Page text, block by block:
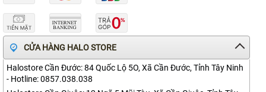
MACBOOK
MÁY DÙNG RỒI
SAMSUNG
PHỤ KIỆN
CỬA HÀNG HALO STORE
Halostore Cần Đước: 84 Quốc Lộ 5O, Xã Cần Đước, Tỉnh Tây Ninh
- Hotline: 0857.038.038